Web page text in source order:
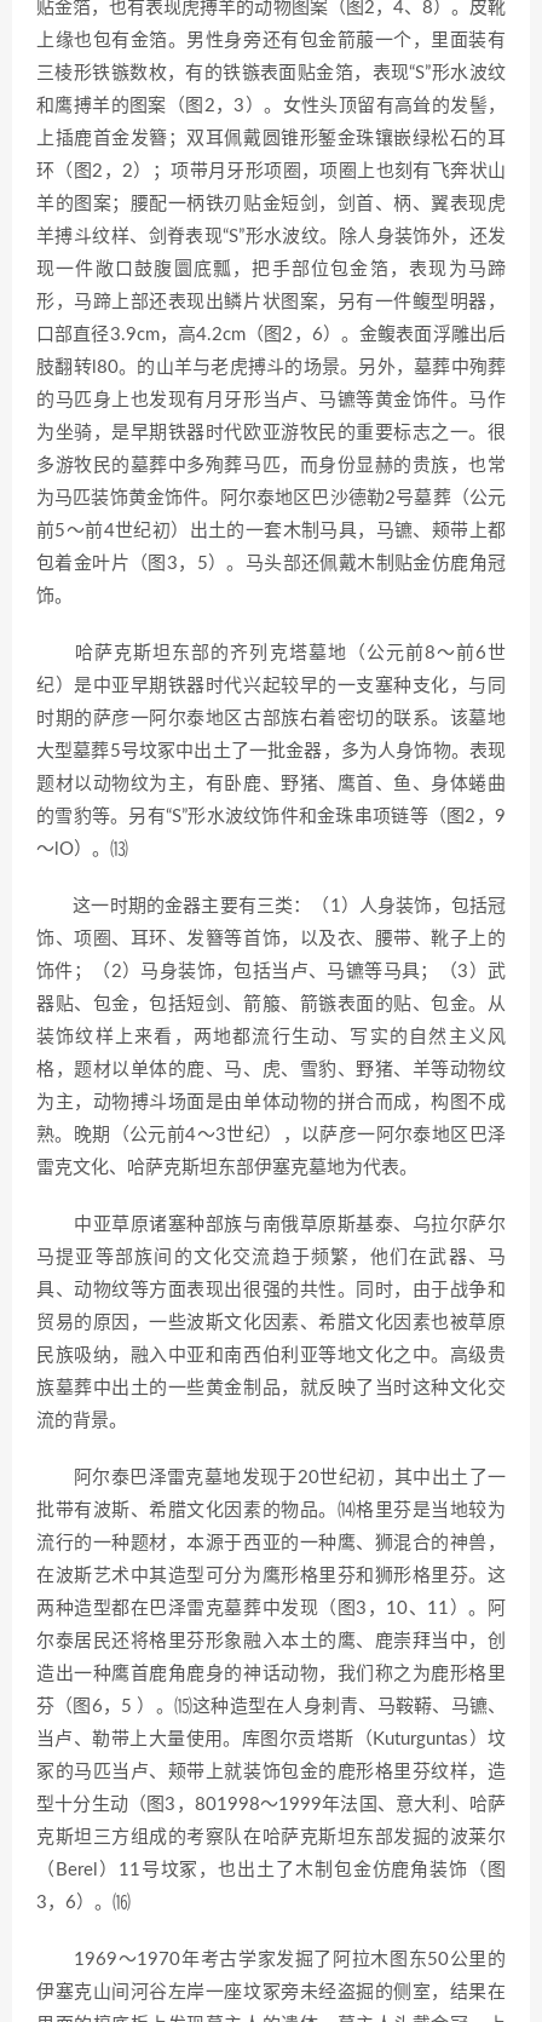
贴金箔，也有表现虎搏羊的动物图案（图2，4、8）。皮靴
上缘也包有金箔。男性身旁还有包金箭菔一个，里面装有
三棱形铁镞数枚，有的铁镞表面贴金箔，表现“S”形水波纹
和鹰搏羊的图案（图2，3）。女性头顶留有高耸的发髻，
上插鹿首金发簪；双耳佩戴圆锥形錾金珠镶嵌绿松石的耳
环（图2，2）；项带月牙形项圈，项圈上也刻有飞奔状山
羊的图案；腰配一柄铁刃贴金短剑，剑首、柄、翼表现虎
羊搏斗纹样、剑脊表现“S”形水波纹。除人身装饰外，还发
现一件敞口鼓腹圜底瓢，把手部位包金箔，表现为马蹄
形，马蹄上部还表现出鳞片状图案，另有一件鳆型明器，
口部直径3.9cm，高4.2cm（图2，6）。金鳆表面浮雕出后
肢翻转l80。的山羊与老虎搏斗的场景。另外，墓葬中殉葬
的马匹身上也发现有月牙形当卢、马镳等黄金饰件。马作
为坐骑，是早期铁器时代欧亚游牧民的重要标志之一。很
多游牧民的墓葬中多殉葬马匹，而身份显赫的贵族，也常
为马匹装饰黄金饰件。阿尔泰地区巴沙德勒2号墓葬（公元
前5～前4世纪初）出土的一套木制马具，马镳、颊带上都
包着金叶片（图3，5）。马头部还佩戴木制贴金仿鹿角冠
饰。
哈萨克斯坦东部的齐列克塔墓地（公元前8～前6世
纪）是中亚早期铁器时代兴起较早的一支塞种支化，与同
时期的萨彦一阿尔泰地区古部族右着密切的联系。该墓地
大型墓葬5号坟冢中出土了一批金器，多为人身饰物。表现
题材以动物纹为主，有卧鹿、野猪、鹰首、鱼、身体蜷曲
的雪豹等。另有“S”形水波纹饰件和金珠串项链等（图2，9
～lO）。⒀
这一时期的金器主要有三类：（1）人身装饰，包括冠
饰、项圈、耳环、发簪等首饰，以及衣、腰带、靴子上的
饰件；（2）马身装饰，包括当卢、马镳等马具；（3）武
器贴、包金，包括短剑、箭箙、箭镞表面的贴、包金。从
装饰纹样上来看，两地都流行生动、写实的自然主义风
格，题材以单体的鹿、马、虎、雪豹、野猪、羊等动物纹
为主，动物搏斗场面是由单体动物的拼合而成，构图不成
熟。晚期（公元前4～3世纪），以萨彦一阿尔泰地区巴泽
雷克文化、哈萨克斯坦东部伊塞克墓地为代表。
中亚草原诸塞种部族与南俄草原斯基泰、乌拉尔萨尔
马提亚等部族间的文化交流趋于频繁，他们在武器、马
具、动物纹等方面表现出很强的共性。同时，由于战争和
贸易的原因，一些波斯文化因素、希腊文化因素也被草原
民族吸纳，融入中亚和南西伯利亚等地文化之中。高级贵
族墓葬中出土的一些黄金制品，就反映了当时这种文化交
流的背景。
阿尔泰巴泽雷克墓地发现于20世纪初，其中出土了一
批带有波斯、希腊文化因素的物品。⒁格里芬是当地较为
流行的一种题材，本源于西亚的一种鹰、狮混合的神兽，
在波斯艺术中其造型可分为鹰形格里芬和狮形格里芬。这
两种造型都在巴泽雷克墓葬中发现（图3，10、11）。阿
尔泰居民还将格里芬形象融入本土的鹰、鹿崇拜当中，创
造出一种鹰首鹿角鹿身的神话动物，我们称之为鹿形格里
芬（图6，5 ）。⒂这种造型在人身刺青、马鞍鞯、马镳、
当卢、勒带上大量使用。库图尔贡塔斯（Kuturguntas）坟
冢的马匹当卢、颊带上就装饰包金的鹿形格里芬纹样，造
型十分生动（图3，801998～1999年法国、意大利、哈萨
克斯坦三方组成的考察队在哈萨克斯坦东部发掘的波莱尔
（Berel）11号坟冢，也出土了木制包金仿鹿角装饰（图
3，6）。⒃
1969～1970年考古学家发掘了阿拉木图东50公里的
伊塞克山间河谷左岸一座坟冢旁未经盗掘的侧室，结果在